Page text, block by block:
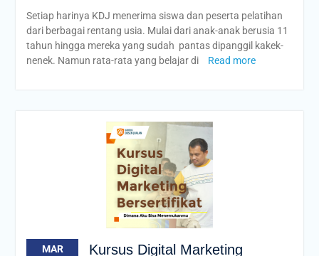
Setiap harinya KDJ menerima siswa dan peserta pelatihan
dari berbagai rentang usia. Mulai dari anak-anak berusia 11
tahun hingga mereka yang sudah pantas dipanggil kakek-
nenek. Namun rata-rata yang belajar di
Read more
MAR Kursus Digital Marketing